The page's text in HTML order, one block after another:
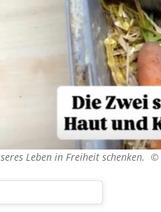
Leben in Freiheit schenken. ©